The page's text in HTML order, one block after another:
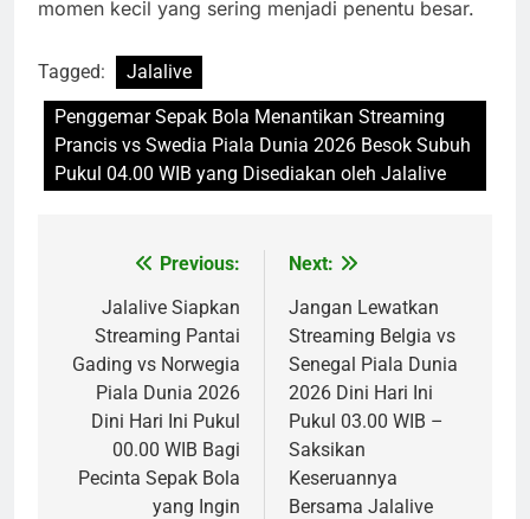
momen kecil yang sering menjadi penentu besar.
Tagged:
Jalalive
Penggemar Sepak Bola Menantikan Streaming
Prancis vs Swedia Piala Dunia 2026 Besok Subuh
Pukul 04.00 WIB yang Disediakan oleh Jalalive
navigation
Previous:
Jalalive Siapkan
Streaming Pantai
Gading vs Norwegia
Piala Dunia 2026
Dini Hari Ini Pukul
00.00 WIB Bagi
Pecinta Sepak Bola
yang Ingin
Next:
Jangan Lewatkan
Streaming Belgia vs
Senegal Piala Dunia
2026 Dini Hari Ini
Pukul 03.00 WIB –
Saksikan
Keseruannya
Bersama Jalalive